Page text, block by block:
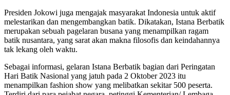
Presiden Jokowi juga mengajak masyarakat Indonesia untuk aktif
melestarikan dan mengembangkan batik. Dikatakan, Istana Berbatik
merupakan sebuah pagelaran busana yang menampilkan ragam
batik nusantara, yang sarat akan makna filosofis dan keindahannya
tak lekang oleh waktu.
Sebagai informasi, gelaran Istana Berbatik bagian dari Peringatan
Hari Batik Nasional yang jatuh pada 2 Oktober 2023 itu
menampilkan fashion show yang melibatkan sekitar 500 peserta.